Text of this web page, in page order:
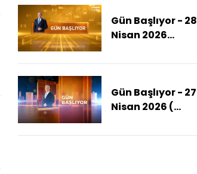
Gün Başlıyor - 28
Nisan 2026
Duruşması
Gün Başlıyor - 27
Nisan 2026 (
Fenerbahçe'yi